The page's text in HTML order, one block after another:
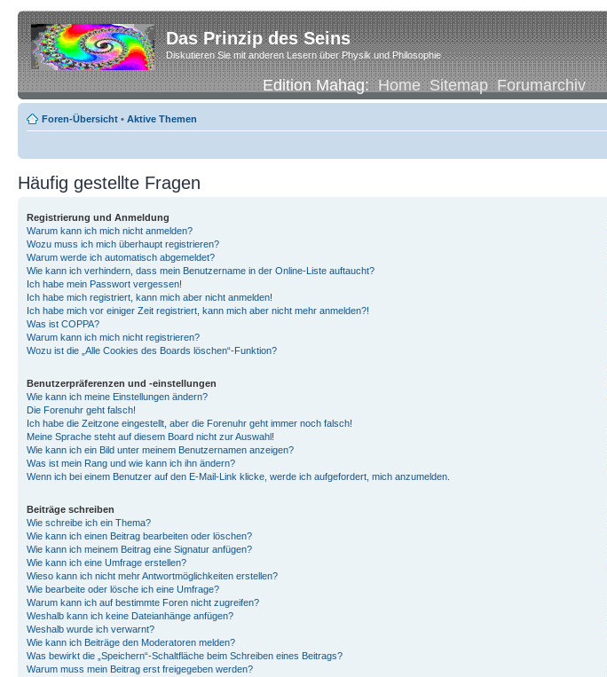
Das Prinzip des Seins
Diskutieren Sie mit anderen Lesern über Physik und Philosophie
Edition Mahag:Home Sitemap Forumarchiv
Foren-Übersicht • Aktive Themen
Häufig gestellte Fragen
Registrierung und Anmeldung
Warum kann ich mich nicht anmelden?
Wozu muss ich mich überhaupt registrieren?
Warum werde ich automatisch abgemeldet?
Wie kann ich verhindern, dass mein Benutzername in der Online-Liste auftaucht?
Ich habe mein Passwort vergessen!
Ich habe mich registriert, kann mich aber nicht anmelden!
Ich habe mich vor einiger Zeit registriert, kann mich aber nicht mehr anmelden?!
Was ist COPPA?
Warum kann ich mich nicht registrieren?
Wozu ist die „Alle Cookies des Boards löschen“-Funktion?
Benutzerpräferenzen und -einstellungen
Wie kann ich meine Einstellungen ändern?
Die Forenuhr geht falsch!
Ich habe die Zeitzone eingestellt, aber die Forenuhr geht immer noch falsch!
Meine Sprache steht auf diesem Board nicht zur Auswahl!
Wie kann ich ein Bild unter meinem Benutzernamen anzeigen?
Was ist mein Rang und wie kann ich ihn ändern?
Wenn ich bei einem Benutzer auf den E-Mail-Link klicke, werde ich aufgefordert, mich anzumelden.
Beiträge schreiben
Wie schreibe ich ein Thema?
Wie kann ich einen Beitrag bearbeiten oder löschen?
Wie kann ich meinem Beitrag eine Signatur anfügen?
Wie kann ich eine Umfrage erstellen?
Wieso kann ich nicht mehr Antwortmöglichkeiten erstellen?
Wie bearbeite oder lösche ich eine Umfrage?
Warum kann ich auf bestimmte Foren nicht zugreifen?
Weshalb kann ich keine Dateianhänge anfügen?
Weshalb wurde ich verwarnt?
Wie kann ich Beiträge den Moderatoren melden?
Was bewirkt die „Speichern“-Schaltfläche beim Schreiben eines Beitrags?
Warum muss mein Beitrag erst freigegeben werden?